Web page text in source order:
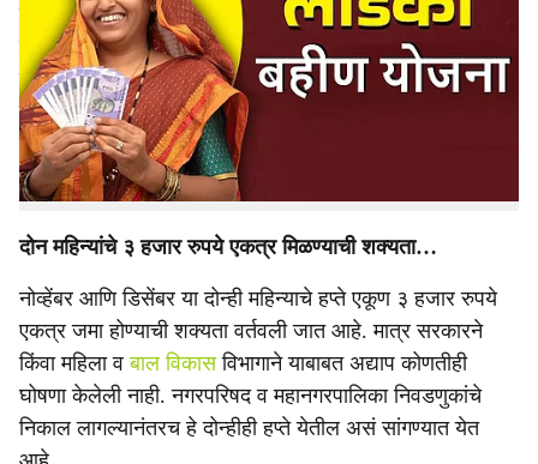
r
e
माझी लाडकी बहीण’ योजनेच्या हप्त्यांबाबतची अनिश्चितता अजूनही
कायम आहे. नोव्हेंबरचा हप्ता डिसेंबरमध्येही जमा न झाल्याने
महिलांमध्ये चिंता वाढली असून नोव्हेंबर आणि डिसेंबरचे दोन्ही हप्ते
एकत्र मिळतील का, असे प्रश्न विचारले जात आहेत. सरकार आणि
महिला व बाल विकास विभागाकडून याबाबत अद्याप कोणतीही माहिती
आलेली नाही.
दोन महिन्यांचे ३ हजार रुपये एकत्र मिळण्याची शक्यता…
नोव्हेंबर आणि डिसेंबर या दोन्ही महिन्याचे हप्ते एकूण ३ हजार रुपये
एकत्र जमा होण्याची शक्यता वर्तवली जात आहे. मात्र सरकारने
किंवा महिला वबाल विकासविभागाने याबाबत अद्याप कोणतीही
घोषणा केलेली नाही. नगरपरिषद व महानगरपालिका निवडणुकांचे
निकाल लागल्यानंतरच हे दोन्हीही हप्ते येतील असं सांगण्यात येत